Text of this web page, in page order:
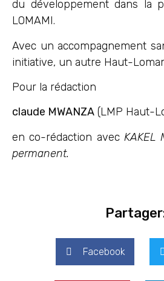
du développement dans la
LOMAMI.
Avec un accompagnement
initiative, un autre Haut-
Pour la rédaction
claude MWANZA (LMP Haut-
en co-rédaction avecKAKEL
permanent.
Facebook